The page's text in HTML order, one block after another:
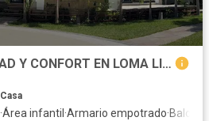
ALQUILA EXCLUSIVIDAD Y CONFORT EN LOMA LINDA – EJIDOS
Casa
·Área infantil ·Armario empotrado·Balcón